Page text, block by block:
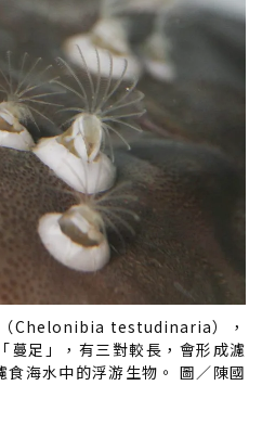
Chelonibia testudinaria），
蔓足」，有三對較長，會形成濾
海水中的浮游生物。 圖／陳國